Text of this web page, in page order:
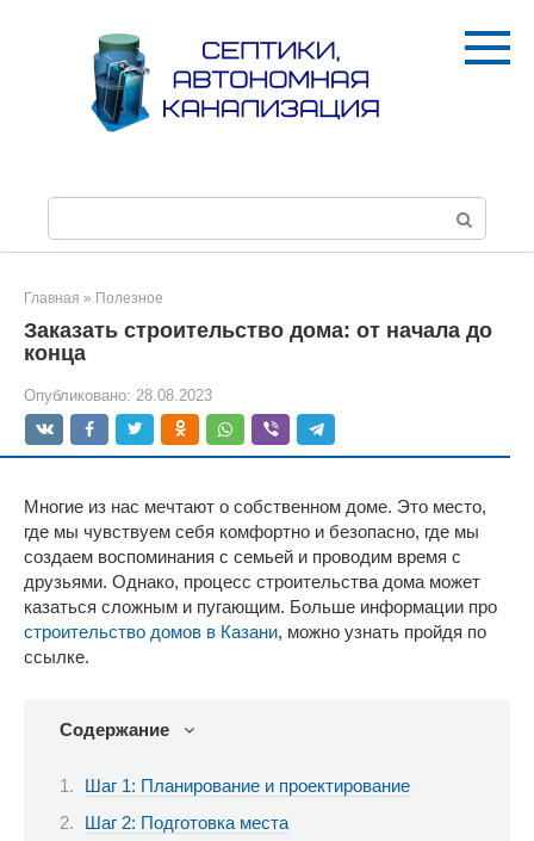
о
и
:
Главная » Полезное
Заказать строительство дома: от начала до
конца
Опубликовано: 28.08.2023
Многие из нас мечтают о собственном доме. Это место,
где мы чувствуем себя комфортно и безопасно, где мы
создаем воспоминания с семьей и проводим время с
друзьями. Однако, процесс строительства дома может
казаться сложным и пугающим. Больше информации про
строительство домов в Казани, можно узнать пройдя по
ссылке.
Содержание
Шаг 1: Планирование и проектирование
Шаг 2: Подготовка места